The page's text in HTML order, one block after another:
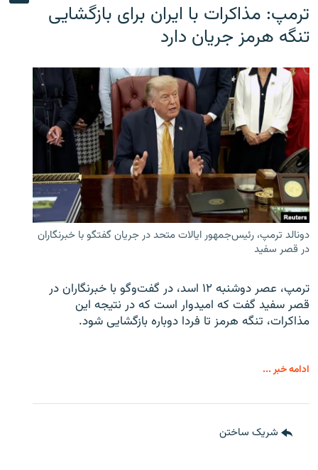
ترمپ: مذاکرات با ایران برای بازگشایی
تنگه هرمز جریان دارد
دونالد ترمپ، رئیس‌جمهور ایالات متحد در جریان گفتگو با خبرنگاران
در قصر سفید
ترمپ، عصر دوشنبه ۱۲ اسد، در گفت‌وگو با خبرنگاران در
قصر سفید گفت که امیدوار است که در نتیجه این
مذاکرات، تنگه هرمز تا فردا دوباره بازگشایی شود.
ادامه خبر ...
شریک ساختن